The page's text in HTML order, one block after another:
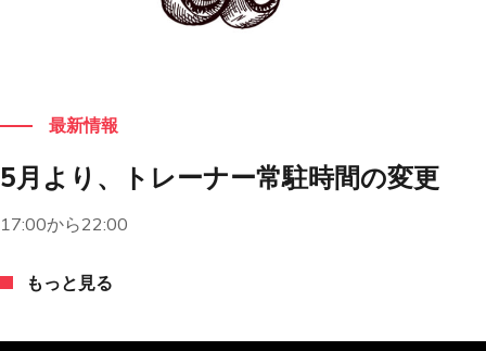
最新情報
5月より、トレーナー常駐時間の変更
17:00から22:00
もっと見る